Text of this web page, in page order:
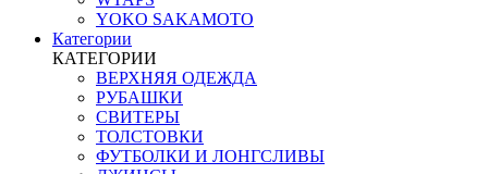
YOKO SAKAMOTO
Категории
КАТЕГОРИИ
ВЕРХНЯЯ ОДЕЖДА
РУБАШКИ
СВИТЕРЫ
ТОЛСТОВКИ
ФУТБОЛКИ И ЛОНГСЛИВЫ